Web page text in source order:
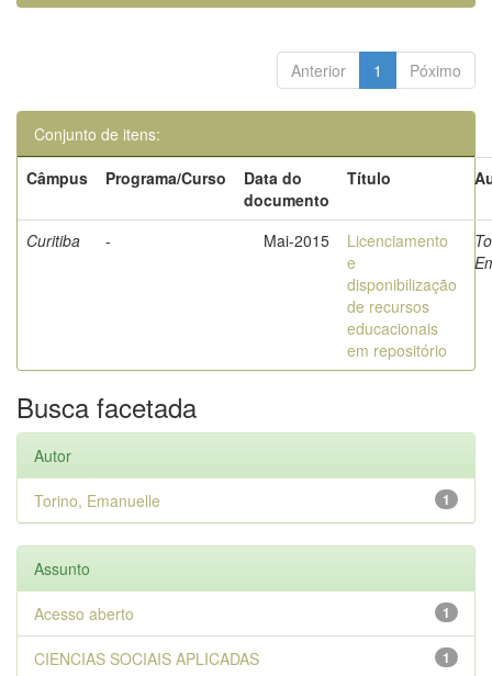
Anterior 1 Póximo
Conjunto de itens:
Câmpus
Programa/Curso
Data do
documento
Título
Curitiba - Mai-2015
Licenciamento
e
disponibilização
de recursos
educacionais
em repositório
Busca facetada
Autor
1
Torino, Emanuelle
Assunto
1
Acesso aberto
1
CIENCIAS SOCIAIS APLICADAS